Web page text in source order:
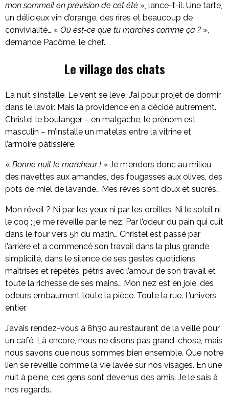
mon sommeil en prévision de cet été », lance-t-il. Une tarte,
un délicieux vin d’orange, des rires et beaucoup de
convivialité… « Où est-ce que tu marches comme ça ? »,
demande Pacôme, le chef.
Le village des chats
La nuit s’installe. Le vent se lève. J’ai pour projet de dormir
dans le lavoir. Mais la providence en a décidé autrement.
Christel le boulanger – en malgache, le prénom est
masculin – m’installe un matelas entre la vitrine et
l’armoire pâtissière.
« Bonne nuit le marcheur ! » Je m’endors donc au milieu
des navettes aux amandes, des fougasses aux olives, des
pots de miel de lavande… Mes rêves sont doux et sucrés…
Mon réveil ? Ni par les yeux ni par les oreilles. Ni le soleil ni
le coq ; je me réveille par le nez. Par l’odeur du pain qui cuit
dans le four vers 5h du matin… Christel est passé par
l’arrière et a commencé son travail dans la plus grande
simplicité, dans le silence de ses gestes quotidiens,
maîtrisés et répétés, pétris avec l’amour de son travail et
toute la richesse de ses mains… Mon nez est en joie, des
odeurs embaument toute la pièce. Toute la rue. L’univers
entier.
J’avais rendez-vous à 8h30 au restaurant de la veille pour
un café. Là encore, nous ne disons pas grand-chose, mais
nous savons que nous sommes bien ensemble. Que notre
lien se réveille comme la vie lavée sur nos visages. En une
nuit à peine, ces gens sont devenus des amis. Je le sais à
nos regards.